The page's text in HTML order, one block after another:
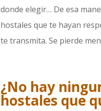
donde elegir… De esa
hostales que te hayan
te transmita. Se pierde
¿No hay
hostales que